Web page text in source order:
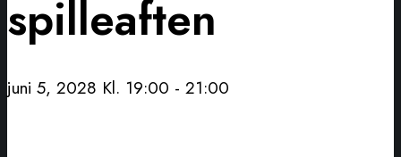
spilleaften
juni 5, 2028 Kl. 19:00 - 21:00